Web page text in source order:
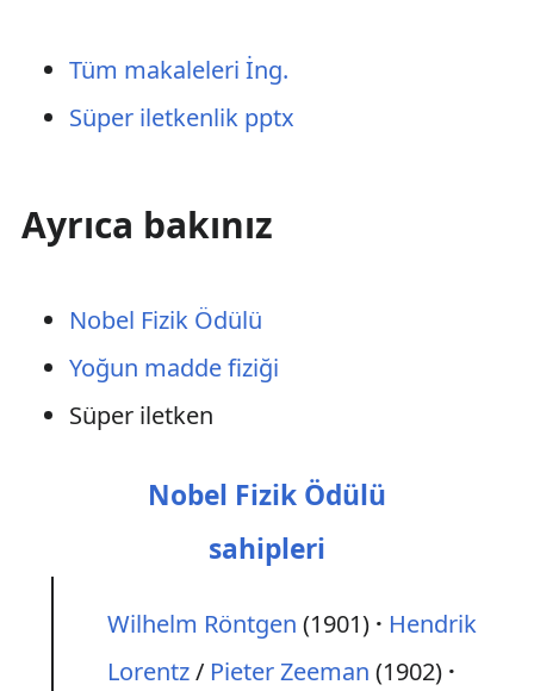
Tüm makaleleri İng.
Süper iletkenlik pptx
Ayrıca bakınız
Nobel Fizik Ödülü
Yoğun madde fiziği
Süper iletken
Nobel Fizik Ödülü
sahipleri
Wilhelm Röntgen (1901)
Hendrik
Lorentz/ Pieter Zeeman (1902)